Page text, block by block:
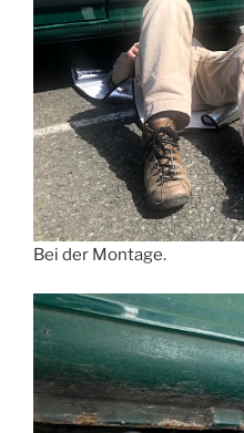
Bei der Montage.